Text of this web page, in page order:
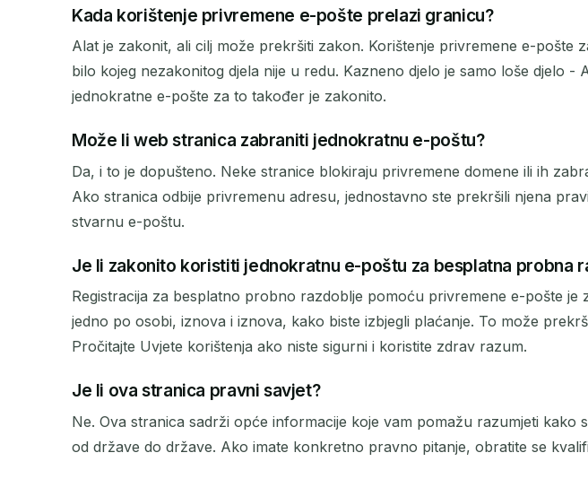
Kada korištenje privremene e-pošte prelazi granicu?
Alat je zakonit, ali cilj može prekršiti zakon. Korištenje privremene e-pošte
bilo kojeg nezakonitog djela nije u redu. Kazneno djelo je samo loše djelo
jednokratne e-pošte za to također je zakonito.
Može li web stranica zabraniti jednokratnu e-poštu?
Da, i to je dopušteno. Neke stranice blokiraju privremene domene ili ih
Ako stranica odbije privremenu adresu, jednostavno ste prekršili njena
stvarnu e-poštu.
Je li zakonito koristiti jednokratnu e-poštu za besplatna probna
Registracija za besplatno probno razdoblje pomoću privremene e-pošte
jedno po osobi, iznova i iznova, kako biste izbjegli plaćanje. To može
Pročitajte Uvjete korištenja ako niste sigurni i koristite zdrav razum.
Je li ova stranica pravni savjet?
Ne. Ova stranica sadrži opće informacije koje vam pomažu razumjeti
od države do države. Ako imate konkretno pravno pitanje, obratite se